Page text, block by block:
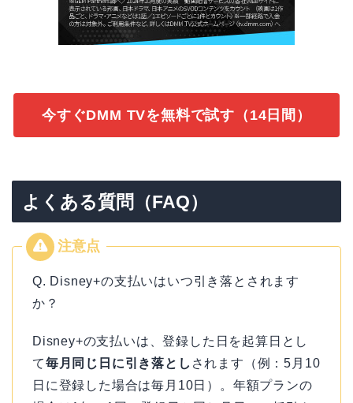
今すぐDMM TVを無料で試す（14日間）
よくある質問（FAQ）
Q. Disney+の支払いはいつ引き落とされます
か？
Disney+の支払いは、登録した日を起算日とし
て毎月同じ日に引き落とし されます（例：5月10
日に登録した場合は毎月10日）。年額プランの